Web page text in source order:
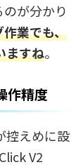
が分かり
業でも、
ますね。
作精度
控えめに設
V2